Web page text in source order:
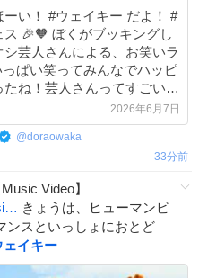
い！ #ウェイキー だよ！ #
ス 🎉🧡 ぼくがブッキングし
シ芸人さんによる、お笑いラ
ぱい笑ってみんなでハッピ
たね！芸人さんってすごいな
一緒に見つけていこう🎶
#なすなかにし #ヤ
2026年6月7日
@doraowaka
34分前
Video】
きょうは、ヒューマンビ
ンスといっしょにおとど
ェイキー